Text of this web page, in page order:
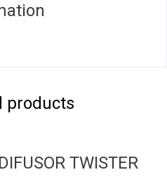
products
TWISTER